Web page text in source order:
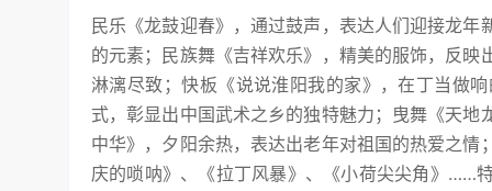
民乐《龙鼓迎春》，通过鼓声，表达人们迎接龙
的元素；民族舞《吉祥欢乐》，精美的服饰，反
淋漓尽致；快板《说说淮阳我的家》，在丁当做
式，彰显出中国武术之乡的独特魅力；曳舞《天
中华》，夕阳余热，表达出老年对祖国的热爱之
庆的唢呐》、《拉丁风暴》、《小荷尖尖角》……